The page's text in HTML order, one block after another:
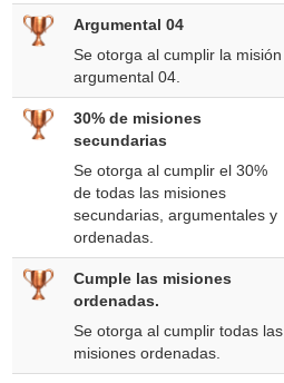
Argumental 04
Se otorga al cumplir la misión
argumental 04.
30% de misiones
secundarias
Se otorga al cumplir el 30%
de todas las misiones
secundarias, argumentales y
ordenadas.
Cumple las misiones
ordenadas.
Se otorga al cumplir todas las
misiones ordenadas.